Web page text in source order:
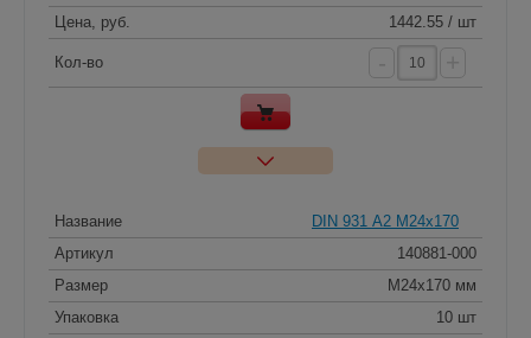
Цена, руб.
1442.55 / шт
Кол-во
Название
DIN 931 А2 M24x170
Артикул
140881-000
Размер
M24x170 мм
Упаковка
10 шт